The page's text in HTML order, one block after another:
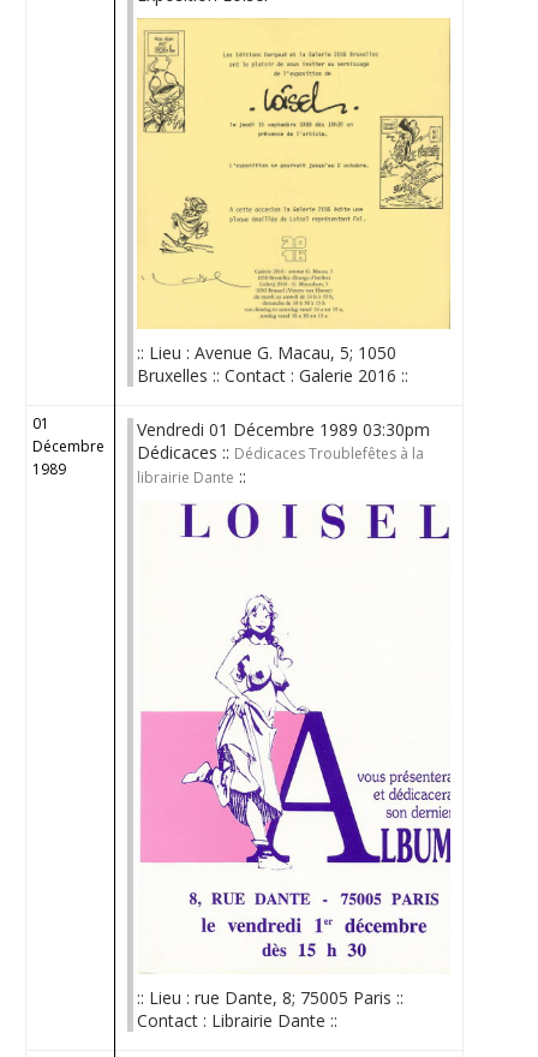
:: Lieu : Avenue G. Macau, 5; 1050
Bruxelles :: Contact : Galerie 2016 ::
01
Décembre
1989
Vendredi 01 Décembre 1989 03:30pm
Dédicaces :: Dédicaces Troublefêtes à la
librairie Dante ::
:: Lieu : rue Dante, 8; 75005 Paris ::
Contact : Librairie Dante ::